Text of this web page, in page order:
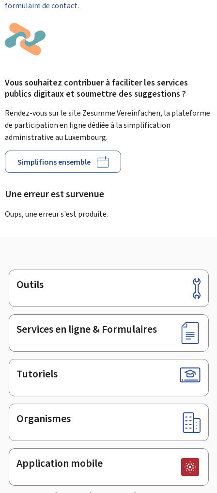
formulaire de contact.
Vous souhaitez contribuer à faciliter les services
publics digitaux et soumettre des suggestions ?
Rendez-vous sur le site Zesumme Vereinfachen, la plateforme
de participation en ligne dédiée à la simplification
administrative au Luxembourg.
Simplifions ensemble
Une erreur est survenue
Oups, une erreur s'est produite.
Pied
de
page
Outils
Services en ligne & Formulaires
Tutoriels
Organismes
Application mobile